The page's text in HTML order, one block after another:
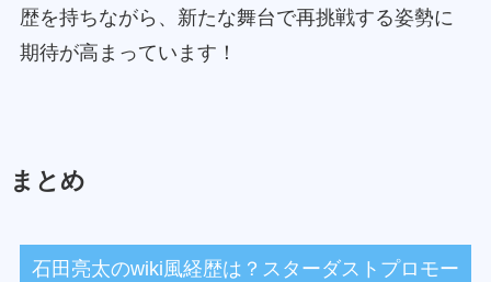
歴を持ちながら、新たな舞台で再挑戦する姿勢に
期待が高まっています！
まとめ
石田亮太のwiki風経歴は？スターダストプロモー